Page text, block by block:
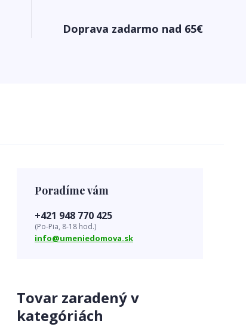
Doprava zadarmo nad 65€
Tovar zaradený v
kategóriách
Poradíme vám
+421 948 770 425
(Po-Pia, 8-18 hod.)
info@umeniedomova.sk